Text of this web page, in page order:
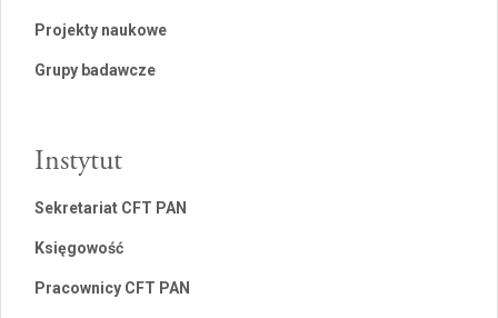
Projekty naukowe
Grupy badawcze
Instytut
Sekretariat CFT PAN
Księgowość
Pracownicy CFT PAN